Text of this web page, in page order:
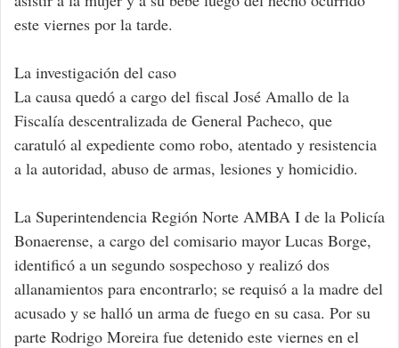
este viernes por la tarde.
La investigación del caso
La causa quedó a cargo del fiscal José Amallo de la
Fiscalía descentralizada de General Pacheco, que
caratuló al expediente como robo, atentado y resistencia
a la autoridad, abuso de armas, lesiones y homicidio.
La Superintendencia Región Norte AMBA I de la Policía
Bonaerense, a cargo del comisario mayor Lucas Borge,
identificó a un segundo sospechoso y realizó dos
allanamientos para encontrarlo; se requisó a la madre del
acusado y se halló un arma de fuego en su casa. Por su
parte Rodrigo Moreira fue detenido este viernes en el